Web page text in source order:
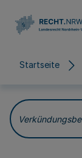
Startseite